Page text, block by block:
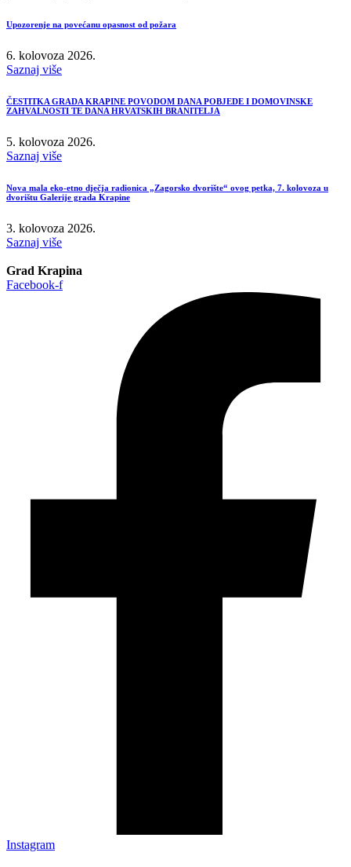
Upozorenje na povećanu opasnost od požara
6. kolovoza 2026.
Saznaj više
ČESTITKA GRADA KRAPINE POVODOM DANA POBJEDE I DOMOVINSKE
ZAHVALNOSTI TE DANA HRVATSKIH BRANITELJA
5. kolovoza 2026.
Saznaj više
Nova mala eko-etno dječja radionica „Zagorsko dvorište“ ovog petka, 7. kolovoza u
dvorištu Galerije grada Krapine
3. kolovoza 2026.
Saznaj više
Grad Krapina
Facebook-f
Instagram